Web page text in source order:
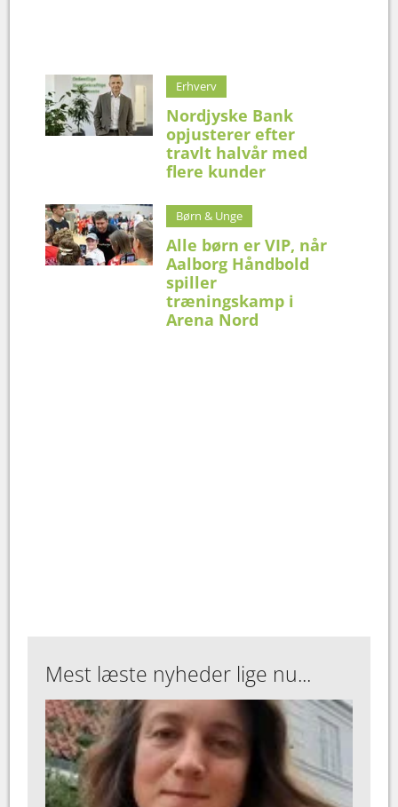
Erhverv
Nordjyske Bank
opjusterer efter
travlt halvår med
flere kunder
Børn & Unge
Alle børn er VIP, når
Aalborg Håndbold
spiller
træningskamp i
Arena Nord
Mest læste nyheder lige nu...